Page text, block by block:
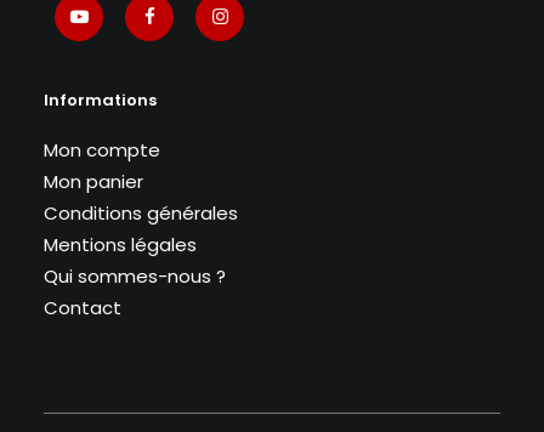
Informations
Mon compte
Mon panier
Conditions générales
Mentions légales
Qui sommes-nous ?
Contact